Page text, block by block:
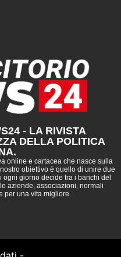
- LA RIVISTA
DELLA POLITICA
online e cartacea che nasce sulla
obiettivo è quello di unire due
giorno decide tra i banchi del
aziende, associazioni, normali
per una vita migliore.